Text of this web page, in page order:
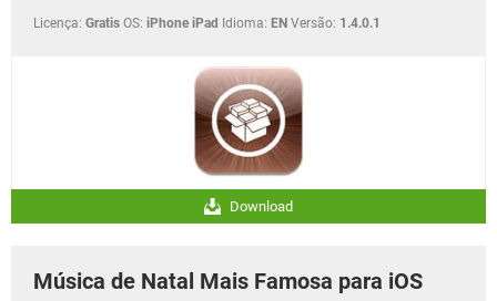
Licença: Gratis OS: iPhone iPad Idioma: EN Versão: 1.4.0.1
Download
Música de Natal Mais Famosa para iOS